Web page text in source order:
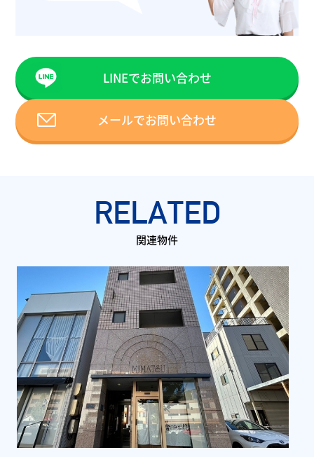
LINEでお問い合わせ
メールでお問い合わせ
RELATED
関連物件